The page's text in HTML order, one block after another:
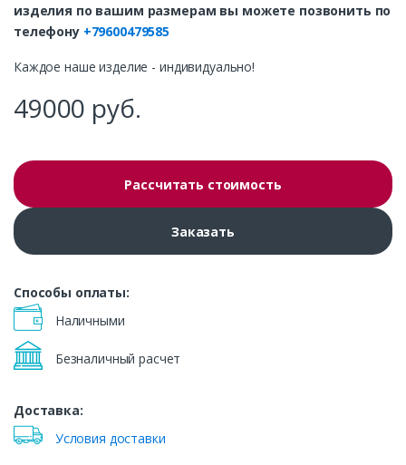
изделия по вашим размерам вы можете позвонить по
телефону +79600479585
Каждое наше изделие - индивидуально!
49000 руб.
Рассчитать стоимость
Заказать
Способы оплаты:
Наличными
Безналичный расчет
Доставка:
Условия доставки